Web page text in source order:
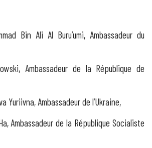
Bin Ali Al Buru’umi, Ambassadeur du
Ambassadeur de la République de
Yuriivna, Ambassadeur de l’Ukraine,
Ambassadeur de la République Socialiste